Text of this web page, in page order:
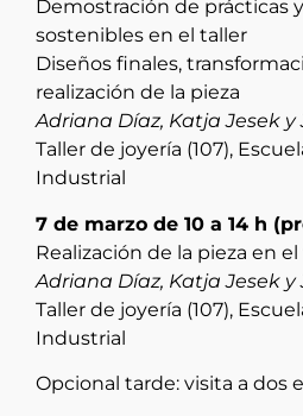
Demostración de prácticas
sostenibles en el taller
Diseños finales,
realización de la pieza
Adriana Díaz, Katja Jesek y
Taller de joyería (107),
Industrial
7 de marzo de 10 a 14 h
Realización de la pieza en
Adriana Díaz, Katja Jesek y
Taller de joyería (107),
Industrial
Opcional tarde: visita a dos